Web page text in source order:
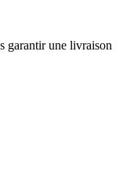
garantir une livraison